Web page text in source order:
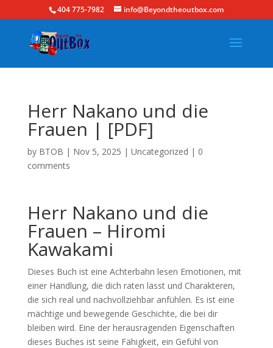
404 775-7982 info@Beyondtheoutbox.com
Herr Nakano und die
Frauen | [PDF]
by BTOB | Nov 5, 2025 | Uncategorized | 0
comments
Herr Nakano und die
Frauen – Hiromi
Kawakami
Dieses Buch ist eine Achterbahn lesen Emotionen, mit
einer Handlung, die dich raten lässt und Charakteren,
die sich real und nachvollziehbar anfühlen. Es ist eine
mächtige und bewegende Geschichte, die bei dir
bleiben wird. Eine der herausragenden Eigenschaften
dieses Buches ist seine Fähigkeit, ein Gefühl von